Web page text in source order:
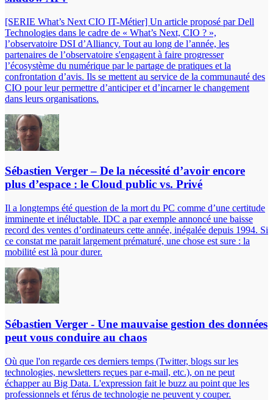
[SERIE What’s Next CIO IT-Métier] Un article proposé par Dell
Technologies dans le cadre de « What’s Next, CIO ? »,
l’observatoire DSI d’Alliancy. Tout au long de l’année, les
partenaires de l’observatoire s'engagent à faire progresser
l’écosystème du numérique par le partage de pratiques et la
confrontation d’avis. Ils se mettent au service de la communauté des
CIO pour leur permettre d’anticiper et d’incarner le changement
dans leurs organisations.
Sébastien Verger – De la nécessité d’avoir encore
plus d’espace : le Cloud public vs. Privé
Il a longtemps été question de la mort du PC comme d’une certitude
imminente et inéluctable. IDC a par exemple annoncé une baisse
record des ventes d’ordinateurs cette année, inégalée depuis 1994. Si
ce constat me parait largement prématuré, une chose est sure : la
mobilité est là pour durer.
Sébastien Verger - Une mauvaise gestion des données
peut vous conduire au chaos
Où que l'on regarde ces derniers temps (Twitter, blogs sur les
technologies, newsletters reçues par e-mail, etc.), on ne peut
échapper au Big Data. L'expression fait le buzz au point que les
professionnels et férus de technologie ne peuvent y couper.